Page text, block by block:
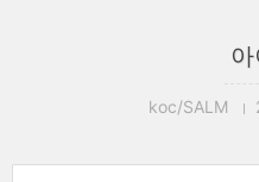
koc/SALM